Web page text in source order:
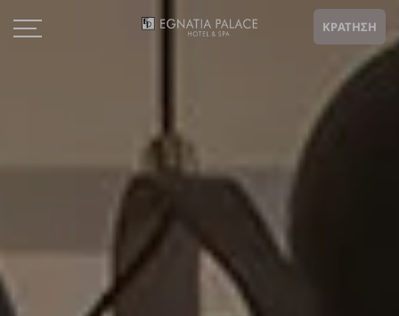
ΚΡΑΤΗΣΗ